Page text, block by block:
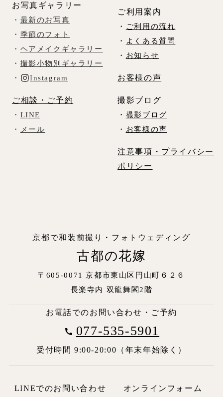
お写真ギャラリー
・ 最新のお写真
・ 季節のフォト
・ ヘアメイクギャラリー
・ 撮影小物別ギャラリー
・
Instagram
ご相談・ご予約
・ LINE
・
メール
ご利用案内
・
ご利用の流れ
・
よくある質問
・ お知らせ
お客様の声
撮影ブログ
・ 撮影ブログ
・ お客様の声
注意事項・プライバシー
ポリシー
京都で和装前撮り・フォトウェディング
古都の花嫁
〒605-0071 京都市東山区円山町６２６
長楽寺内 双龍舞閣2階
お電話でのお問い合わせ・ご予約
077-535-5901
受付時間 9:00-20:00（年末年始除く）
LINEでのお問い合わせ オンラインフォーム